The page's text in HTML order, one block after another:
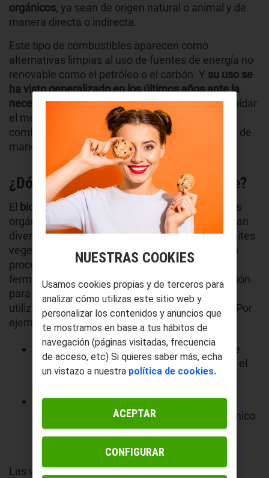
orgánicos, ya sean de origen natural o animal y de
manera directa o indirecta.
Este tipo de combustibles aparecen como
alternativas limpias al uso de fuentes de energía no
renovable como el petróleo o el carbón. Y su uso se
ha visto generalizado en los últimos años ante la
necesidad de frenar el calentamiento globaly cuidar
el medio ambiente. Así, estamos hablando de
combustibles renovables, que producen energía de
manera limpia y comprometida con el planeta.
¿Dónde se obtiene el biocombustible?
El biocombustible
se obtiene de diversas fuentes
orgánicas y biomasa, lo que incluye materiales tan
diversos como plantas, residuos agrícolas, y aceites
vegetales usados. Estas fuentes renovables son
procesadas a través de métodos como la
fermentación, la destilación y la transesterificación
para producir combustibles líquidos que pueden
utilizarse en vehículos y generación de energía. Por
ejemplo:
Etanol: Producido principalmente a partir de
cultivos ricos en azúcares o almidón, como el
maíz y la caña de azúcar.
Biodiésel: Derivado de aceites vegetales y
grasas animales mediante un proceso químico
que separa la glicerina y forma ésteres de
Las ventajas de estas fuentes es que son
NUESTRAS COOKIES
Usamos cookies propias y de terceros para
analizar cómo utilizas este sitio web y
personalizar los contenidos y anuncios que
te mostramos en base a tus hábitos de
navegación (páginas visitadas, frecuencia
de acceso, etc) Si quieres saber más, echa
un vistazo a nuestra política de cookies.
CONFIGURAR
ACEPTAR